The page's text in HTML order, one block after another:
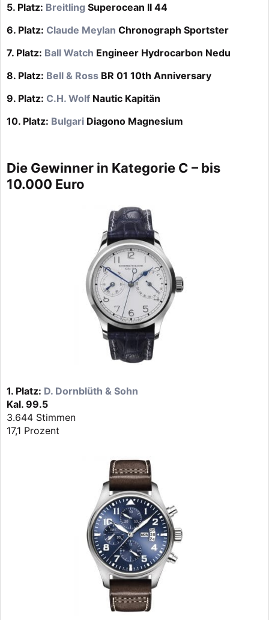
5. Platz: Breitling Superocean II 44
6. Platz: Claude Meylan Chronograph Sportster
7. Platz: Ball Watch Engineer Hydrocarbon Nedu
8. Platz: Bell & Ross BR 01 10th Anniversary
9. Platz: C.H. Wolf Nautic Kapitän
10. Platz: Bulgari Diagono Magnesium
Die Gewinner in Kategorie C – bis
10.000 Euro
1. Platz: D. Dornblüth & Sohn
Kal. 99.5
3.644 Stimmen
17,1 Prozent